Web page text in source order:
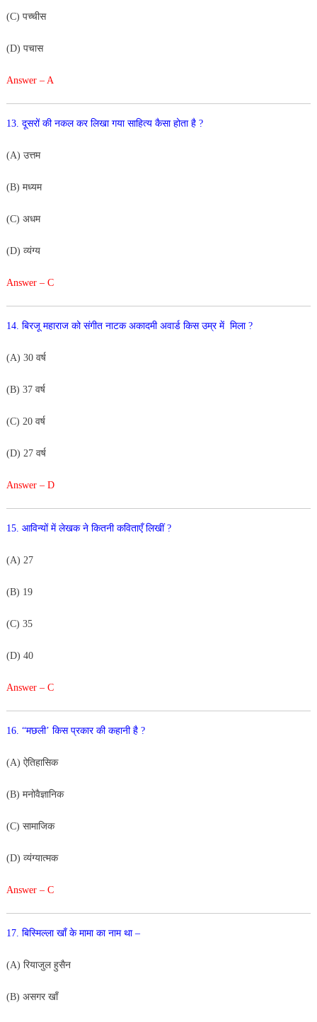
(C) पच्चीस
(D) पचास
Answer – A
13. दूसरों की नकल कर लिखा गया साहित्य कैसा होता है ?
(A) उत्तम
(B) मध्यम
(C) अधम
(D) व्यंग्य
Answer – C
14. बिरजू महाराज को संगीत नाटक अकादमी अवार्ड किस उम्र में मिला ?
(A) 30 वर्ष
(B) 37 वर्ष
(C) 20 वर्ष
(D) 27 वर्ष
Answer – D
15. आविन्यों में लेखक ने कितनी कविताएँ लिखीं ?
(A) 27
(B) 19
(C) 35
(D) 40
Answer – C
16. “मछली’ किस प्रकार की कहानी है ?
(A) ऐतिहासिक
(B) मनोवैज्ञानिक
(C) सामाजिक
(D) व्यंग्यात्मक
Answer – C
17. बिस्मिल्ला खाँ के मामा का नाम था –
(A) रियाजुल हुसैन
(B) असगर खाँ